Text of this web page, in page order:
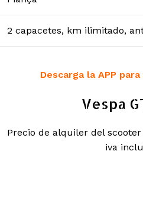
2 capacetes, km ilimitado,
Descarga la APP
Vespa
Precio de alquiler del scooter
iva